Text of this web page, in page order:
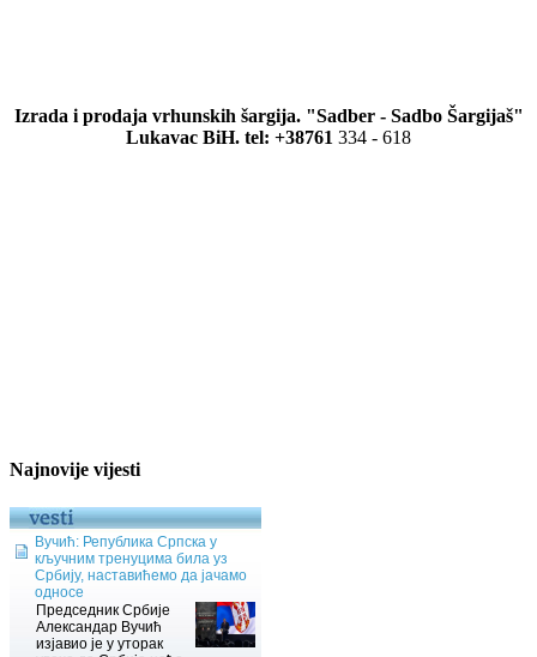
Izrada i prodaja vrhunskih šargija. "Sadber - Sadbo Šargijaš"
Lukavac BiH. tel: +38761 334 - 618
Najnovije vijesti